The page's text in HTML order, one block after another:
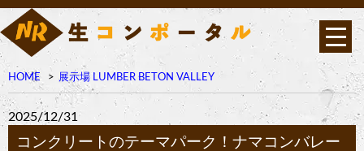
HOME 展示場 LUMBER BETON VALLEY
2025/12/31
コンクリートのテーマパーク！ナマコンバレー